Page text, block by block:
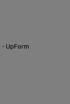
- UpForm